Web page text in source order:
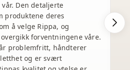
Den detaljerte
produktene deres
å velge Rippa, og
forventningene våre.
problemfritt, håndterer
og er svært